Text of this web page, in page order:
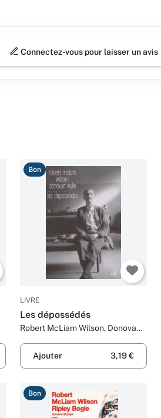
Connectez-vous pour laisser un avis
Bon
LIVRE
Les dépossédés
Robert McLiam Wilson, Donovan
Ajouter
3,19 €
Bon